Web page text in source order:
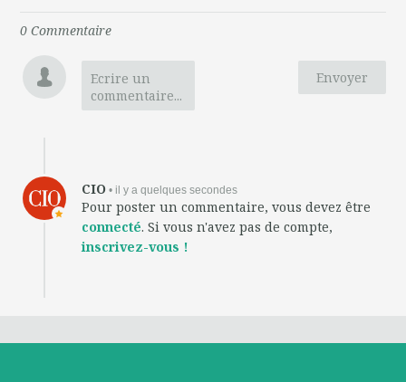
0 Commentaire
Envoyer
Ecrire un
commentaire...
CIO • il y a quelques secondes
Pour poster un commentaire, vous devez être
connecté. Si vous n'avez pas de compte,
inscrivez-vous !